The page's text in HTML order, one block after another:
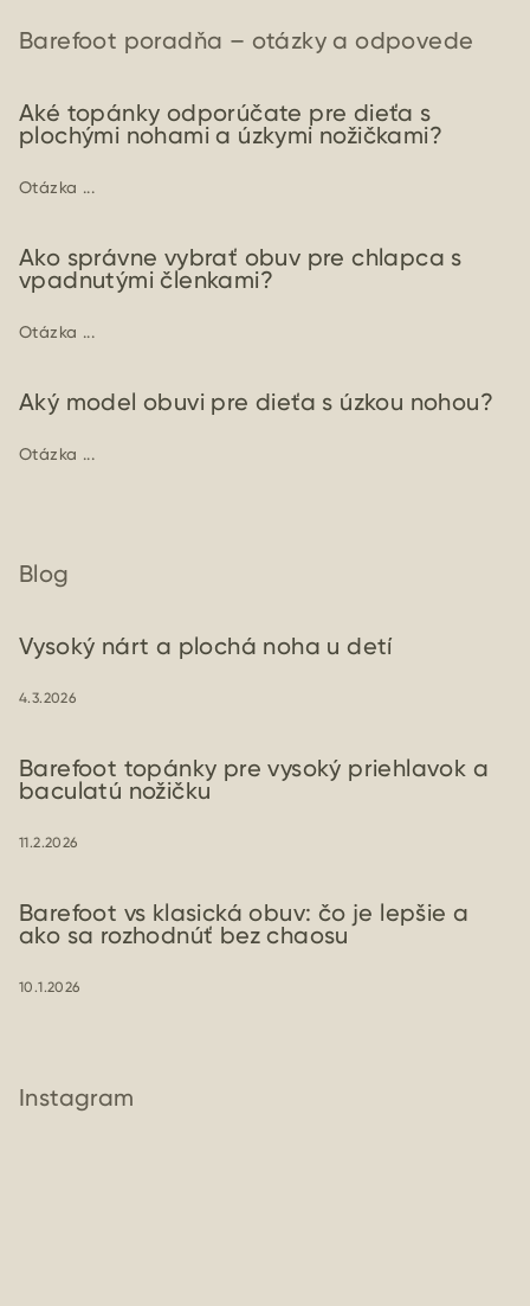
Barefoot poradňa – otázky a odpovede
Aké topánky odporúčate pre dieťa s
plochými nohami a úzkymi nožičkami?
Otázka ...
Ako správne vybrať obuv pre chlapca s
vpadnutými členkami?
Otázka ...
Aký model obuvi pre dieťa s úzkou nohou?
Otázka ...
Blog
Vysoký nárt a plochá noha u detí
4.3.2026
Barefoot topánky pre vysoký priehlavok a
baculatú nožičku
11.2.2026
Barefoot vs klasická obuv: čo je lepšie a
ako sa rozhodnúť bez chaosu
10.1.2026
Instagram